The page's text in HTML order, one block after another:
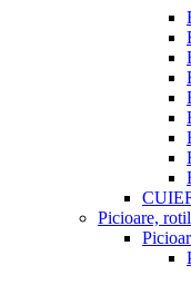
Picioare,